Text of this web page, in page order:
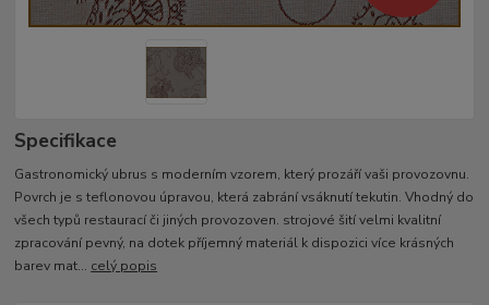
Specifikace
Gastronomický ubrus s moderním vzorem, který prozáří vaši provozovnu.
Povrch je s teflonovou úpravou, která zabrání vsáknutí tekutin. Vhodný do
všech typů restaurací či jiných provozoven. strojové šití velmi kvalitní
zpracování pevný, na dotek příjemný materiál k dispozici více krásných
barev mat... celý popis